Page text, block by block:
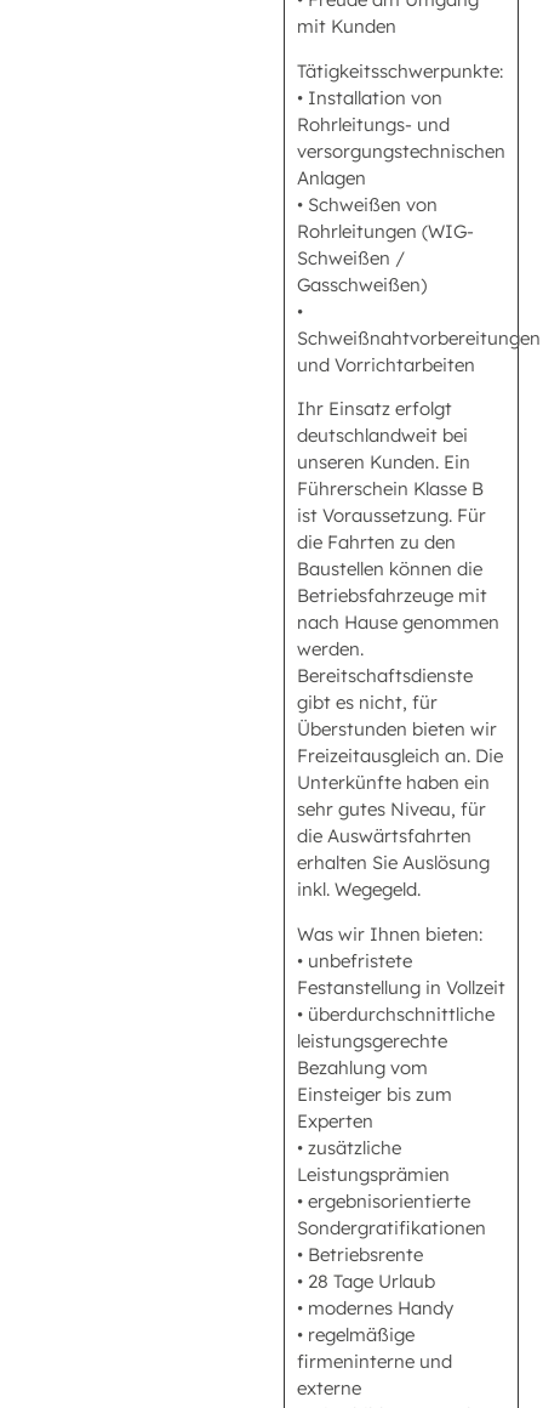
mit Kunden
Tätigkeitsschwerpunkte:
• Installation von
Rohrleitungs- und
versorgungstechnischen
Anlagen
• Schweißen von
Rohrleitungen (WIG-
Schweißen /
Gasschweißen)
•
Schweißnahtvorbereitungen
und Vorrichtarbeiten
Ihr Einsatz erfolgt
deutschlandweit bei
unseren Kunden. Ein
Führerschein Klasse B
ist Voraussetzung. Für
die Fahrten zu den
Baustellen können die
Betriebsfahrzeuge mit
nach Hause genommen
werden.
Bereitschaftsdienste
gibt es nicht, für
Überstunden bieten wir
Freizeitausgleich an. Die
Unterkünfte haben ein
sehr gutes Niveau, für
die Auswärtsfahrten
erhalten Sie Auslösung
inkl. Wegegeld.
Was wir Ihnen bieten:
• unbefristete
Festanstellung in Vollzeit
• überdurchschnittliche
leistungsgerechte
Bezahlung vom
Einsteiger bis zum
Experten
• zusätzliche
Leistungsprämien
• ergebnisorientierte
Sondergratifikationen
• Betriebsrente
• 28 Tage Urlaub
• modernes Handy
• regelmäßige
firmeninterne und
externe